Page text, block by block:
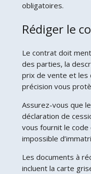
obligatoires.
Rédiger le
Le contrat doit
des parties, la
prix de vente et les
précision vous
Assurez-vous que
déclaration de
vous fournit le code
impossible
Les documents à
incluent la carte